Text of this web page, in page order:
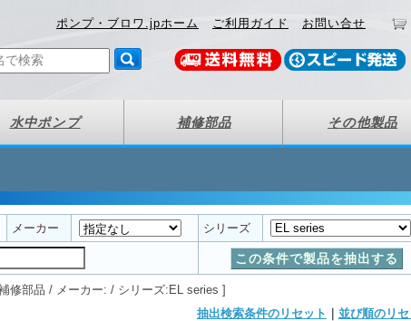
ポンプ・ブロワ.jpホーム ご利用ガイド お問い合せ
水中ポンプ 補修部品 その他製品
メーカー シリーズ
修部品 / メーカー: / シリーズ:EL series ]
抽出検索条件のリセット
並び順のリ